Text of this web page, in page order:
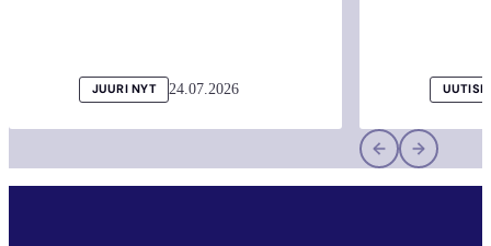
JUURI NYT 24.07.2026